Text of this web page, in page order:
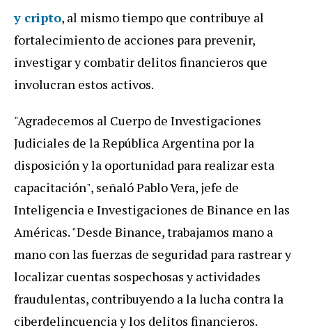
y cripto, al mismo tiempo que contribuye al
fortalecimiento de acciones para prevenir,
investigar y combatir delitos financieros que
involucran estos activos.
"Agradecemos al Cuerpo de Investigaciones
Judiciales de la República Argentina por la
disposición y la oportunidad para realizar esta
capacitación", señaló Pablo Vera, jefe de
Inteligencia e Investigaciones de Binance en las
Américas. "Desde Binance, trabajamos mano a
mano con las fuerzas de seguridad para rastrear y
localizar cuentas sospechosas y actividades
fraudulentas, contribuyendo a la lucha contra la
ciberdelincuencia y los delitos financieros.